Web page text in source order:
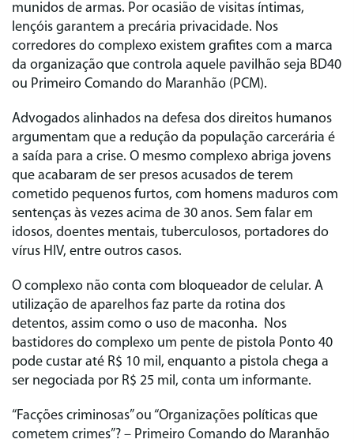
munidos de armas. Por ocasião de visitas íntimas,
lençóis garantem a precária privacidade. Nos
corredores do complexo existem grafites com a marca
da organização que controla aquele pavilhão seja BD40
ou Primeiro Comando do Maranhão (PCM).
Advogados alinhados na defesa dos direitos humanos
argumentam que a redução da população carcerária é
a saída para a crise. O mesmo complexo abriga jovens
que acabaram de ser presos acusados de terem
cometido pequenos furtos, com homens maduros com
sentenças às vezes acima de 30 anos. Sem falar em
idosos, doentes mentais, tuberculosos, portadores do
vírus HIV, entre outros casos.
O complexo não conta com bloqueador de celular. A
utilização de aparelhos faz parte da rotina dos
detentos, assim como o uso de maconha. Nos
bastidores do complexo um pente de pistola Ponto 40
pode custar até R$ 10 mil, enquanto a pistola chega a
ser negociada por R$ 25 mil, conta um informante.
“Facções criminosas” ou “Organizações políticas que
cometem crimes”? – Primeiro Comando do Maranhão